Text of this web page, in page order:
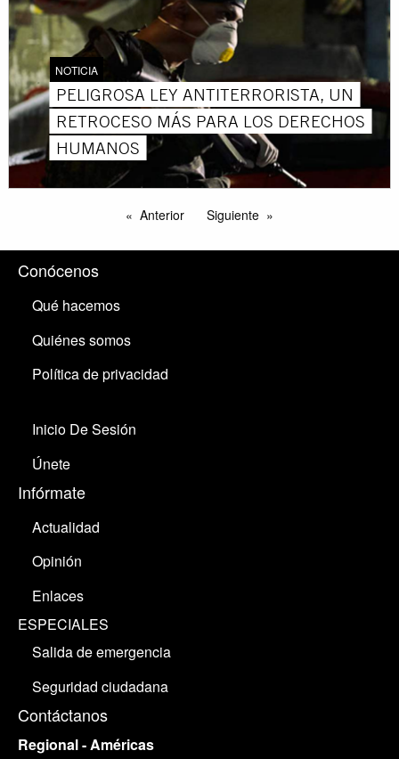
NOTICIA
PELIGROSA LEY ANTITERRORISTA, UN
RETROCESO MÁS PARA LOS DERECHOS
HUMANOS
Anterior Siguiente
Conócenos
Qué hacemos
Quiénes somos
Política de privacidad
Inicio De Sesión
Únete
Infórmate
Actualidad
Opinión
Enlaces
ESPECIALES
Salida de emergencia
Seguridad ciudadana
Contáctanos
Regional - Américas